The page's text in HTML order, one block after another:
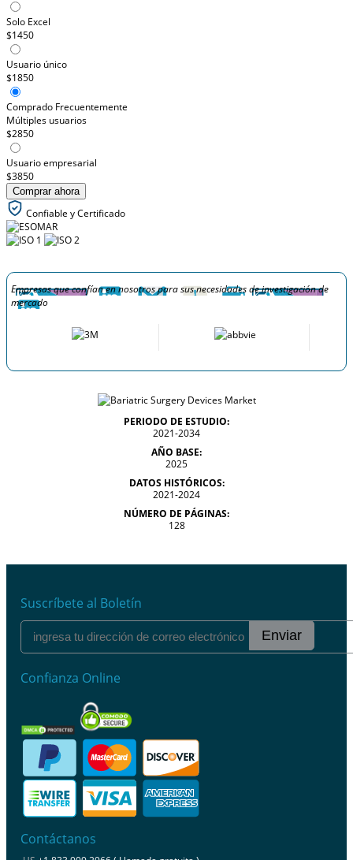
Solo Excel
$1450
Usuario único
$1850
Comprado Frecuentemente
Múltiples usuarios
$2850
Usuario empresarial
$3850
Comprar ahora
Confiable y Certificado
Empresas que confían en nosotros para sus necesidades de investigación de
mercado
PERIODO DE ESTUDIO:
2021-2034
AÑO BASE:
2025
DATOS HISTÓRICOS:
2021-2024
NÚMERO DE PÁGINAS:
128
Suscríbete al Boletín
Enviar
Confianza Online
Contáctanos